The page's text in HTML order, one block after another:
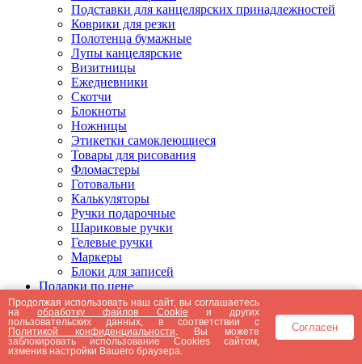
Подставки для канцелярских принадлежностей
Коврики для резки
Полотенца бумажные
Лупы канцелярские
Визитницы
Ежедневники
Скотчи
Блокноты
Ножницы
Этикетки самоклеющиеся
Товары для рисования
Фломастеры
Готовальни
Калькуляторы
Ручки подарочные
Шариковые ручки
Гелевые ручки
Маркеры
Блоки для записей
Подарки по цене
Подарки от 5000 рублей
Подарки до 5000 рублей
Подарки до 3000 рублей
Подарки до 2000 рублей
Подарки до 1000 рублей
Продолжая использовать наш сайт, вы соглашаетесь
наобработку файлов Cookie и других
пользовательских данных, в соответствии с
Политикой конфиденциальности . Вы можете
заблокировать использование Cookies сайтом,
изменив настройки Вашего браузера.
Согласен